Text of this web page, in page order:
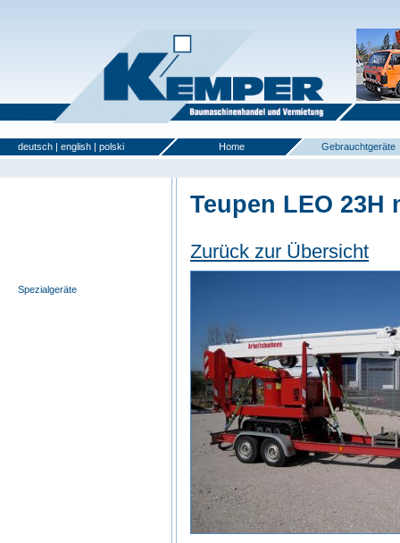
deutsch | english | polski Home Gebrauchtgeräte
Spezialgeräte
Teupen LEO 23H
Zurück zur Übersicht